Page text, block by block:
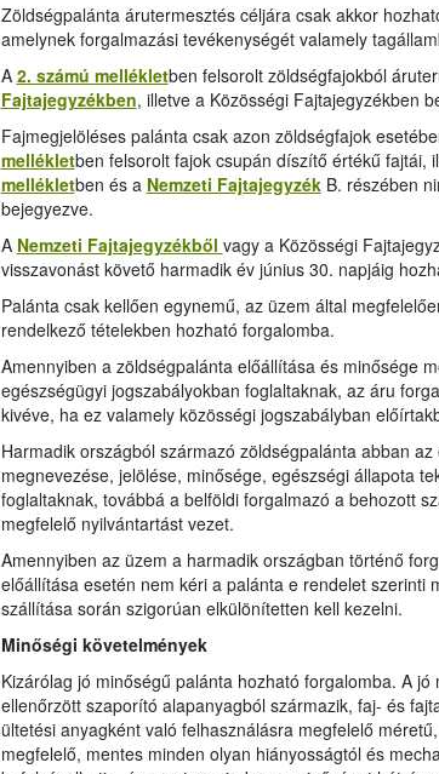
Zöldségpalánta árutermesztés céljára csak akkor
amelynek forgalmazási tevékenységét valamely
A 2. számú mellékletben felsorolt zöldségfajokból
Fajtajegyzékben, illetve a Közösségi Fajtajegyzékben
Fajmegjelöléses palánta csak azon zöldségfajok
mellékletben felsorolt fajok csupán díszítő értékű fajtái,
mellékletben és a Nemzeti FajtajegyzékB. részében
bejegyezve.
A Nemzeti Fajtajegyzékből vagy a Közösségi
visszavonást követő harmadik év június 30. napjáig
Palánta csak kellően egynemű, az üzem által
rendelkező tételekben hozható forgalomba.
Amennyiben a zöldségpalánta előállítása és minősége
egészségügyi jogszabályokban foglaltaknak, az áru
kivéve, ha ez valamely közösségi jogszabályban
Harmadik országból származó zöldségpalánta abban
megnevezése, jelölése, minősége, egészségi állapota
foglaltaknak, továbbá a belföldi forgalmazó a behozott
megfelelő nyilvántartást vezet.
Amennyiben az üzem a harmadik országban történő
előállítása esetén nem kéri a palánta e rendelet szerinti
szállítása során szigorúan elkülönítetten kell kezelni.
Minőségi követelmények
Kizárólag jó minőségű palánta hozható forgalomba. A
ellenőrzött szaporító alapanyagból származik, faj- és
ültetési anyagként való felhasználásra megfelelő
megfelelő, mentes minden olyan hiányosságtól és